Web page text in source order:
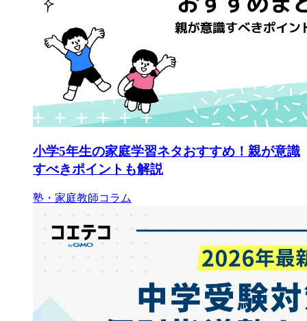
小学5年生の家庭学習ネタおすすめ！親が意識
すべきポイントも解説
塾・家庭教師コラム